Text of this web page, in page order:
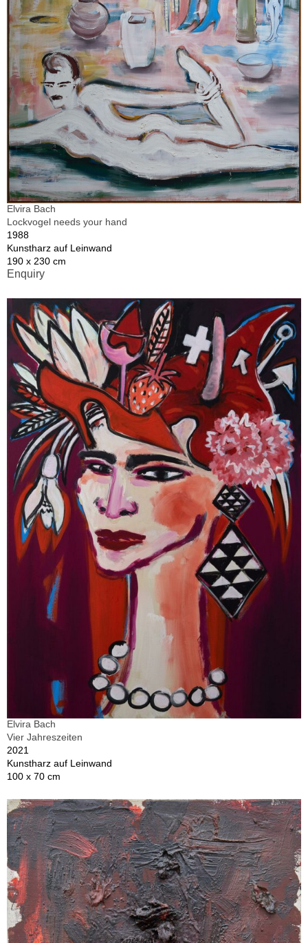
Elvira Bach
Lockvogel needs your hand
1988
Kunstharz auf Leinwand
190 x 230 cm
Enquiry
Elvira Bach
Vier Jahreszeiten
2021
Kunstharz auf Leinwand
100 x 70 cm